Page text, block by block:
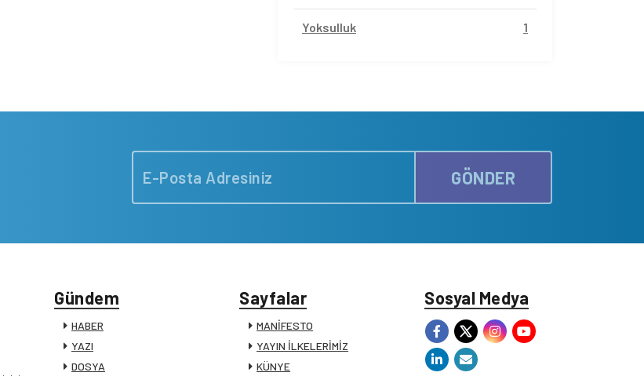
Yoksulluk 1
GÖNDER
Gündem
HABER
YAZI
DOSYA
Sayfalar
MANİFESTO
YAYIN İLKELERİMİZ
KÜNYE
Sosyal Medya